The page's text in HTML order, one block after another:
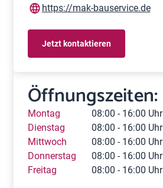
https://mak-bauservice.de
Jetzt kontaktieren
Öffnungszeiten:
Montag
08:00 - 16:00 Uhr
Dienstag
08:00 - 16:00 Uhr
Mittwoch
08:00 - 16:00 Uhr
Donnerstag
08:00 - 16:00 Uhr
Freitag
08:00 - 16:00 Uhr